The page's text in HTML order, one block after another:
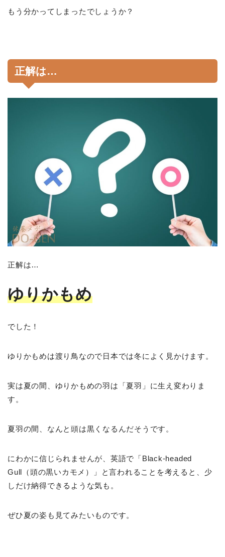
もう分かってしまったでしょうか？
正解は…
正解は…
ゆりかもめ
でした！
ゆりかもめは渡り鳥なので日本では冬によく見かけます。
実は夏の間、ゆりかもめの羽は「夏羽」に生え変わりま
す。
夏羽の間、なんと頭は黒くなるんだそうです。
にわかに信じられませんが、英語で「Black-headed
Gull（頭の黒いカモメ）」と言われることを考えると、少
しだけ納得できるような気も。
ぜひ夏の姿も見てみたいものです。